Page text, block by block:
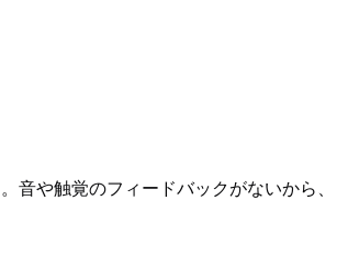
音や触覚のフィードバックがないから、